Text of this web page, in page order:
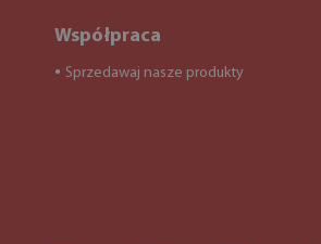
Współpraca
● Sprzedawaj nasze produkty